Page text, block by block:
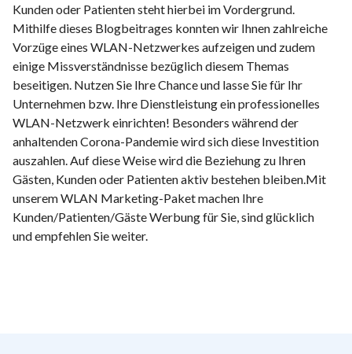
Kunden oder Patienten steht hierbei im Vordergrund.
Mithilfe dieses Blogbeitrages konnten wir Ihnen zahlreiche
Vorzüge eines WLAN-Netzwerkes aufzeigen und zudem
einige Missverständnisse bezüglich diesem Themas
beseitigen. Nutzen Sie Ihre Chance und lasse Sie für Ihr
Unternehmen bzw. Ihre Dienstleistung ein professionelles
WLAN-Netzwerk einrichten! Besonders während der
anhaltenden Corona-Pandemie wird sich diese Investition
auszahlen. Auf diese Weise wird die Beziehung zu Ihren
Gästen, Kunden oder Patienten aktiv bestehen bleiben.Mit
unserem WLAN Marketing-Paket machen Ihre
Kunden/Patienten/Gäste Werbung für Sie, sind glücklich
und empfehlen Sie weiter.